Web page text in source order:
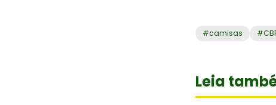
#camisas #
Leia